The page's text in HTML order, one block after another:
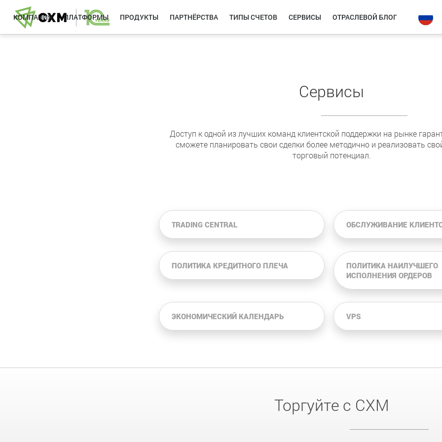
КОМПАНИЯ ПЛАТФОРМЫ ПРОДУКТЫ ПАРТНЁРСТВА ТИПЫ СЧЕТОВ СЕРВИСЫ ОТРАСЛЕВОЙ БЛОГ
Сервисы
Доступ к одной из лучших команд клиентской поддержки на рынке
сможете планировать свои сделки более методично и реализовать
торговый потенциал.
TRADING CENTRAL ОБСЛУЖИВАНИЕ
ПОЛИТИКА КРЕДИТНОГО ПЛЕЧА
ПОЛИТИКА НАИЛУЧШЕГО
ИСПОЛНЕНИЯ ОРДЕРОВ
ЭКОНОМИЧЕСКИЙ КАЛЕНДАРЬ VPS
Торгуйте с CXM